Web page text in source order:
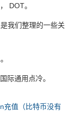
DOT。
我们整理的一些关
际通用点冷。
充值（比特币没有